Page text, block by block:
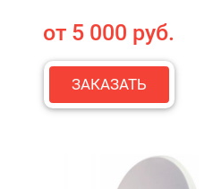
от 5 000 руб.
ЗАКАЗАТЬ